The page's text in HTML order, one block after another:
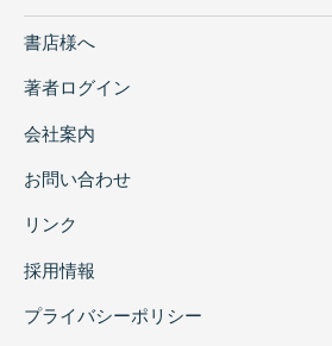
書店様へ
著者ログイン
会社案内
お問い合わせ
リンク
採用情報
プライバシーポリシー